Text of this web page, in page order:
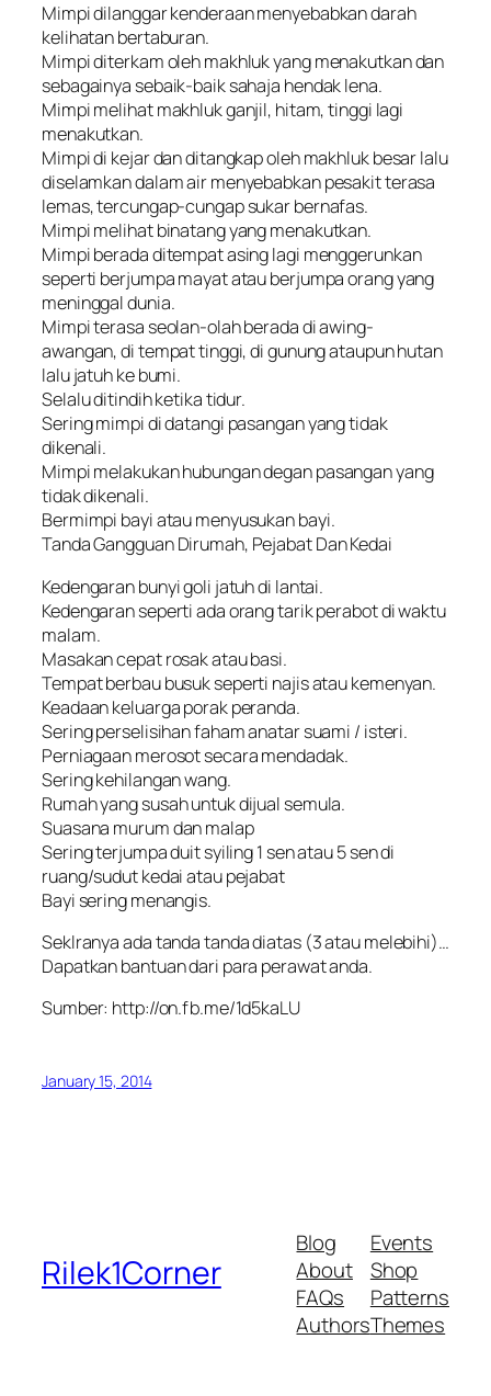
Mimpi dilanggar kenderaan menyebabkan darah
kelihatan bertaburan.
Mimpi diterkam oleh makhluk yang menakutkan dan
sebagainya sebaik-baik sahaja hendak lena.
Mimpi melihat makhluk ganjil, hitam, tinggi lagi
menakutkan.
Mimpi di kejar dan ditangkap oleh makhluk besar lalu
diselamkan dalam air menyebabkan pesakit terasa
lemas, tercungap-cungap sukar bernafas.
Mimpi melihat binatang yang menakutkan.
Mimpi berada ditempat asing lagi menggerunkan
seperti berjumpa mayat atau berjumpa orang yang
meninggal dunia.
Mimpi terasa seolan-olah berada di awing-
awangan, di tempat tinggi, di gunung ataupun hutan
lalu jatuh ke bumi.
Selalu ditindih ketika tidur.
Sering mimpi di datangi pasangan yang tidak
dikenali.
Mimpi melakukan hubungan degan pasangan yang
tidak dikenali.
Bermimpi bayi atau menyusukan bayi.
Tanda Gangguan Dirumah, Pejabat Dan Kedai
Kedengaran bunyi goli jatuh di lantai.
Kedengaran seperti ada orang tarik perabot di waktu
malam.
Masakan cepat rosak atau basi.
Tempat berbau busuk seperti najis atau kemenyan.
Keadaan keluarga porak peranda.
Sering perselisihan faham anatar suami / isteri.
Perniagaan merosot secara mendadak.
Sering kehilangan wang.
Rumah yang susah untuk dijual semula.
Suasana murum dan malap
Sering terjumpa duit syiling 1 sen atau 5 sen di
ruang/sudut kedai atau pejabat
Bayi sering menangis.
Seklranya ada tanda tanda diatas (3 atau melebihi)…
Dapatkan bantuan dari para perawat anda.
Sumber: http://on.fb.me/1d5kaLU
January 15, 2014
Rilek1Corner
Blog
About
FAQs
Authors
Events
Shop
Patterns
Themes